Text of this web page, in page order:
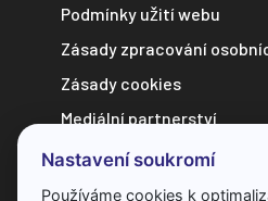
Podmínky užití webu
Zásady zpracování
Zásady cookies
Mediální partnerství
Zpravodajství do e-mailu
Kontakt
Nastavení soukromí
Používáme cookies k